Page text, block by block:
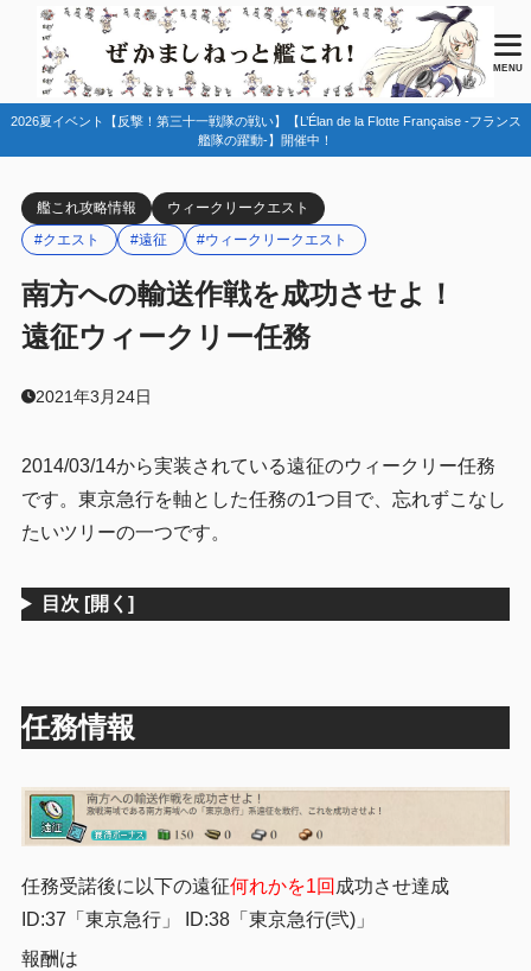
MENU
2026夏イベント【反撃！第三十一戦隊の戦い】【L’Élan de la Flotte Française -フランス
艦隊の躍動-】開催中！
艦これ攻略情報
ウィークリークエスト
#クエスト
#遠征 #ウィークリークエスト
南方への輸送作戦を成功させよ！
遠征ウィークリー任務
2021年3月24日
2014/03/14から実装されている遠征のウィークリー任務
です。東京急行を軸とした任務の1つ目で、忘れずこなし
たいツリーの一つです。
目次 [開く]
任務情報
任務受諾後に以下の遠征何れかを1回 成功させ達成
ID:37「東京急行」 ID:38「東京急行(弐)」
報酬は
目次
1
2 編成例
38:東京急行(弐)
3 まとめ